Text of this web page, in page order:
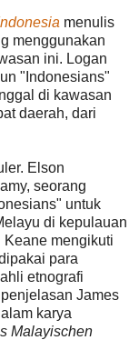
menulis
menggunakan
ini. Logan
"Indonesians"
di kawasan
daerah, dari
Elson
seorang
untuk
di kepulauan
Keane mengikuti
para
etnografi
James
karya
Malayischen